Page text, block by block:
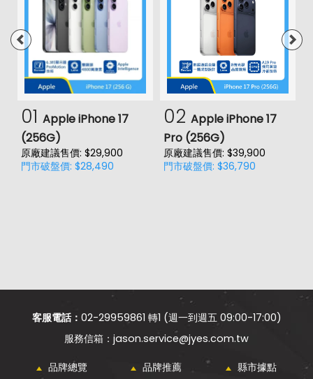
01 Apple iPhone 17
(256G)
原廠建議售價: $29,900
門市破盤價: $28,490
02 Apple iPhone 17
Pro (256G)
原廠建議售價: $39,900
門市破盤價: $36,790
客服電話： 02-29959861 轉1 (週一到週五 09:00-17:00)
jason.service@jyes.com.tw
品牌總覽 品牌推薦 縣市據點